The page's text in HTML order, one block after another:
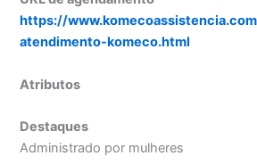
https://
atendimento-komeco.html
Atributos
Destaques
Administrado por mulheres